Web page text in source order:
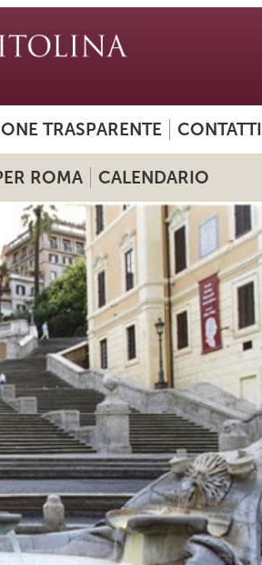
TRASPARENTE CONTATTI
ROMA CALENDARIO